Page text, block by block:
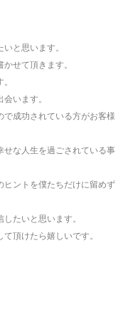
と思います。
せて頂きます。
います。
成功されている方がお客様
せな人生を過ごされている事
ヒントを僕たちだけに留めず
たいと思います。
頂けたら嬉しいです。